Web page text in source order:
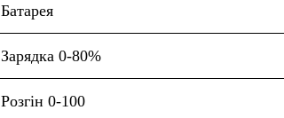
Батарея
Зарядка 0-80%
Розгін 0-100